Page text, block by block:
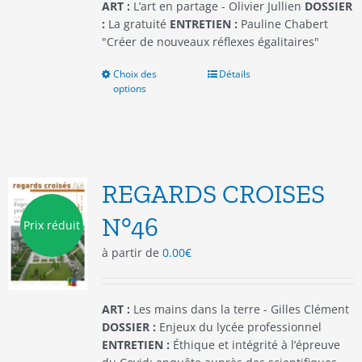
produit
ART : L’art en partage - Olivier Jullien DOSSIER
: La gratuité ENTRETIEN : Pauline Chabert
"Créer de nouveaux réflexes égalitaires"
Choix des
options
Ce
peuvent
du
produit
Détails
Prix réduit
REGARDS CROISES
N°46
à partir de 0.00€
ART : Les mains dans la terre - Gilles Clément
DOSSIER : Enjeux du lycée professionnel
ENTRETIEN : Éthique et intégrité à l’épreuve